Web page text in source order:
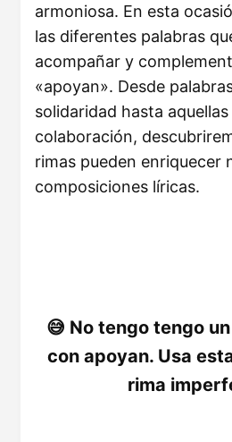
armoniosa. En esta
las diferentes palabras
acompañar y
«apoyan». Desde
solidaridad hasta
colaboración,
rimas pueden enriquecer
composiciones líricas.
No tengo tengo
con apoyan. Usa
rima